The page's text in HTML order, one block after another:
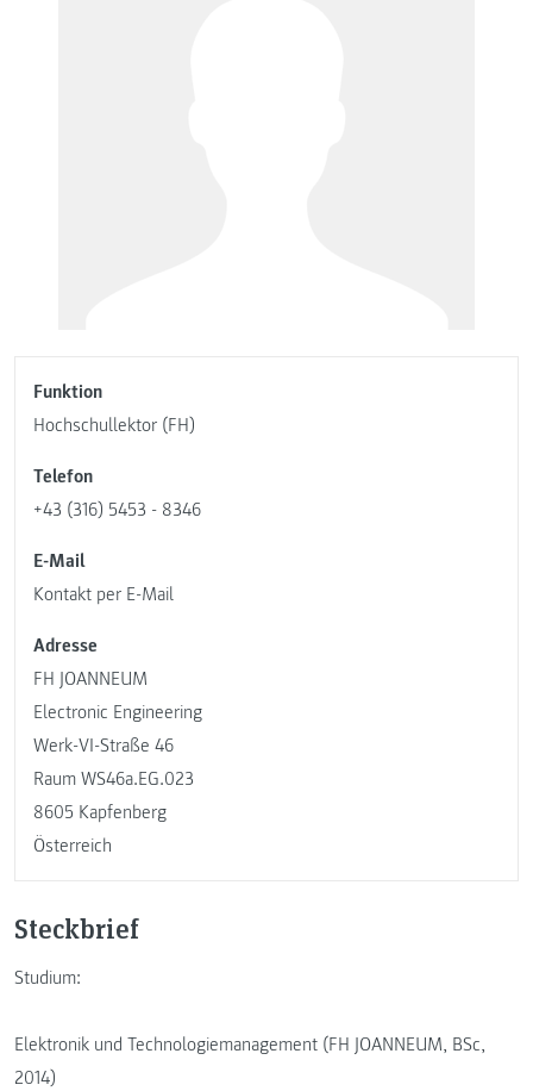
Funktion
Hochschullektor (FH)
Telefon
+43 (316) 5453 - 8346
E-Mail
Kontakt per E-Mail
Adresse
FH JOANNEUM
Electronic Engineering
Werk-VI-Straße 46
Raum WS46a.EG.023
8605 Kapfenberg
Österreich
Steckbrief
Studium:
Elektronik und Technologiemanagement (FH JOANNEUM, BSc,
2014)